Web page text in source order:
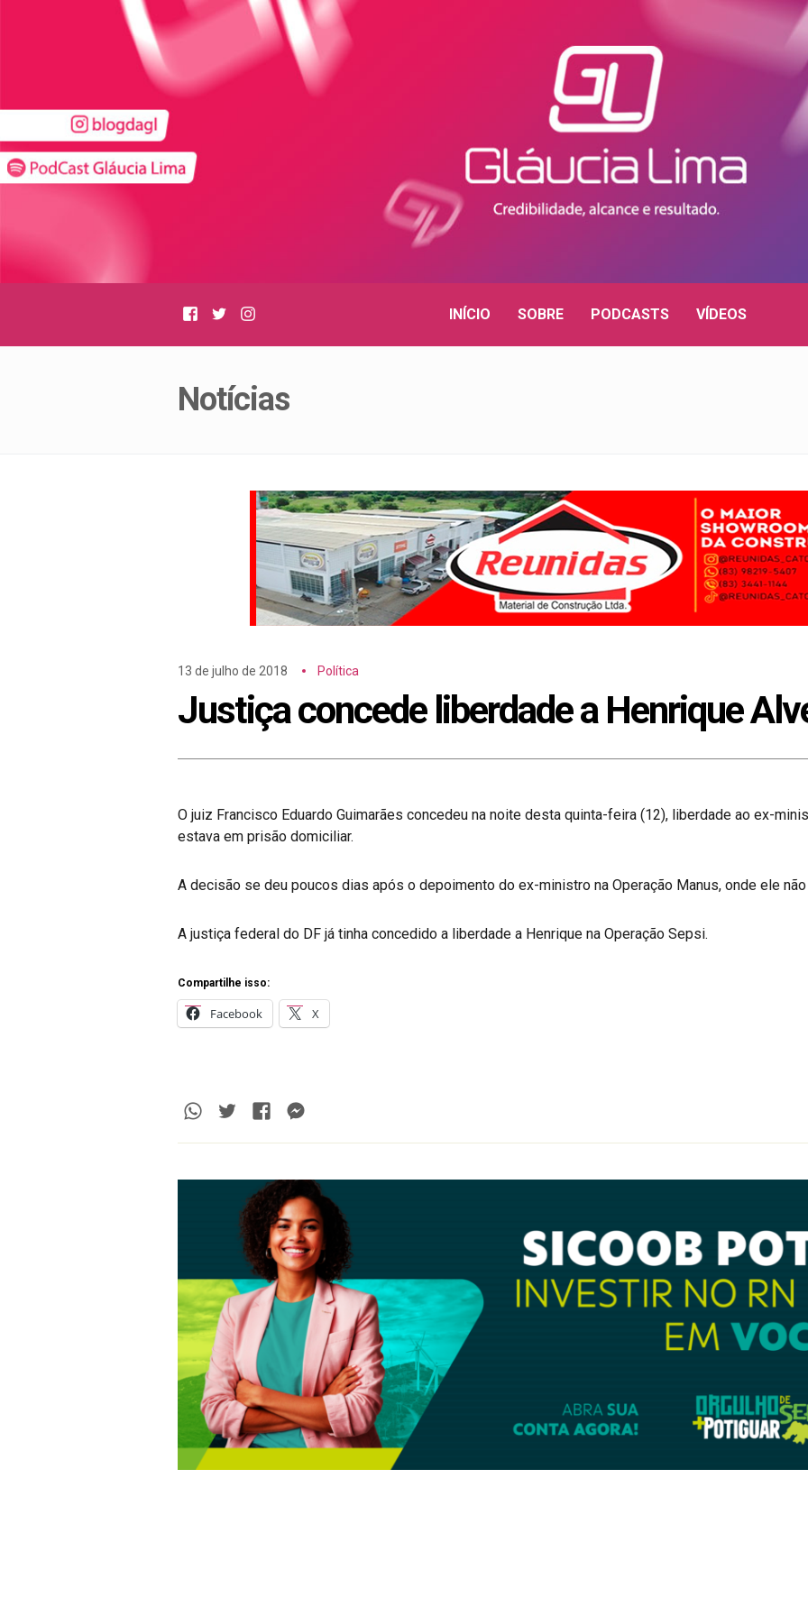
Facebook
Twitter INÍCIO SOBRE PODCASTS VÍDEOS
Notícias
13 de julho de 2018 Política
Justiça concede liberdade a Henrique
O juiz Francisco Eduardo Guimarães concedeu na noite desta quinta-feira (12), liberdade ao ex-
estava em prisão domiciliar.
A decisão se deu poucos dias após o depoimento do ex-ministro na Operação Manus, onde ele
A justiça federal do DF já tinha concedido a liberdade a Henrique na Operação Sepsi.
Compartilhe isso:
Facebook X
Whatsapp
TwitterFacebook